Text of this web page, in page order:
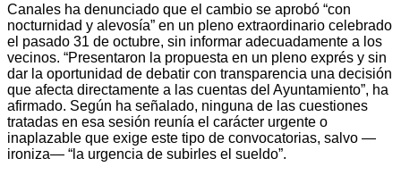
Canales ha denunciado que el cambio se aprobó “con
nocturnidad y alevosía” en un pleno extraordinario celebrado
el pasado 31 de octubre, sin informar adecuadamente a los
vecinos. “Presentaron la propuesta en un pleno exprés y sin
dar la oportunidad de debatir con transparencia una decisión
que afecta directamente a las cuentas del Ayuntamiento”, ha
afirmado. Según ha señalado, ninguna de las cuestiones
tratadas en esa sesión reunía el carácter urgente o
inaplazable que exige este tipo de convocatorias, salvo —
ironiza— “la urgencia de subirles el sueldo”.